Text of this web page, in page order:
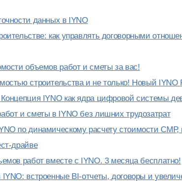
данных в IYNO
как управлять договорными
объемов работ и сметы за вас!
строительства и не только! Новый IYNO
IYNO как ядра цифровой системы
и сметы в IYNO без лишних трудозатрат
по динамическому расчету стоимости
драйве
работ вместе с IYNO. 3 месяца бесплатно!
встроенные BI-отчеты, договоры и